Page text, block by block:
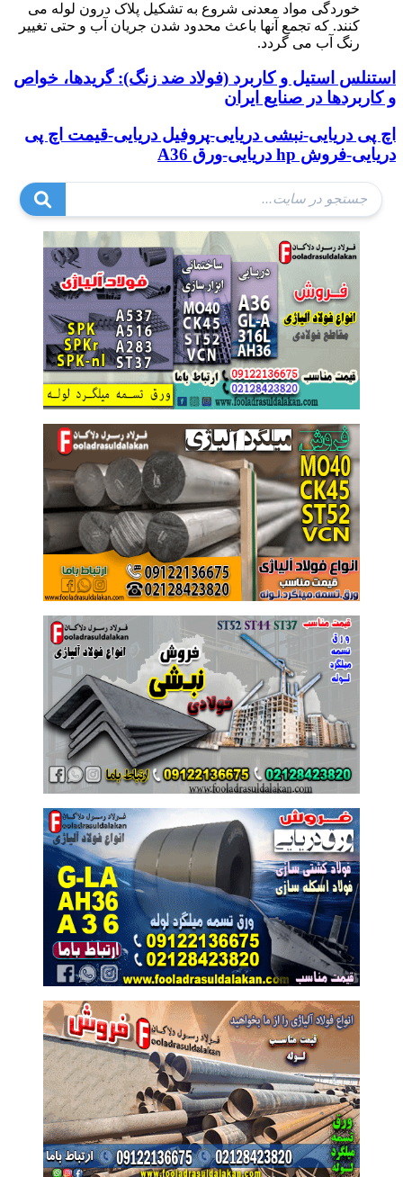
خوردگی مواد معدنی شروع به تشکیل پلاک درون لوله می
کنند. که تجمع آنها باعث محدود شدن جریان آب و حتی تغییر
رنگ آب می گردد.
استنلس استیل و کاربرد (فولاد ضد زنگ): گریدها، خواص
و کاربردها در صنایع ایران
اچ پی دریایی-نبشی دریایی-پروفیل دریایی-قیمت اچ پی
دریایی-فروش hp دریایی-ورق A36